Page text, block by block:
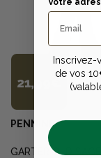
21,99€
PENNINE
GARTER OLD SAGE
Inscrivez-
de vos